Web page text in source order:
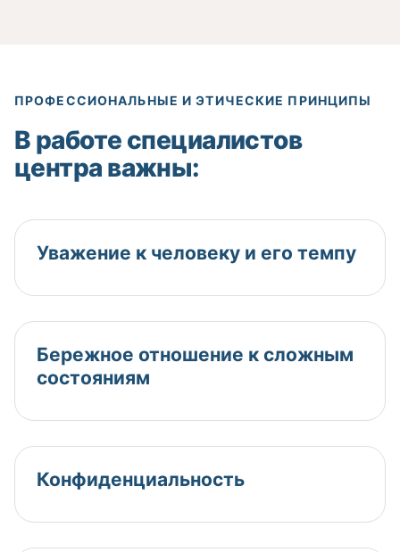
ПРОФЕССИОНАЛЬНЫЕ И ЭТИЧЕСКИЕ ПРИНЦИПЫ
В работе специалистов
центра важны:
Уважение к человеку и его темпу
Бережное отношение к сложным
состояниям
Конфиденциальность